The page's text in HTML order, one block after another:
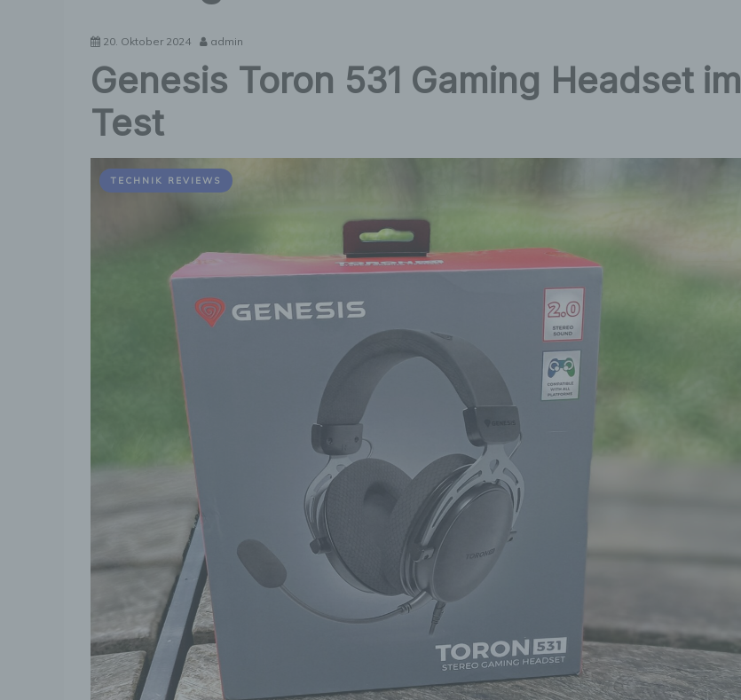
20. Oktober 2024 admin
Genesis Toron 531 Gaming Headset im
Test
TECHNIK REVIEWS